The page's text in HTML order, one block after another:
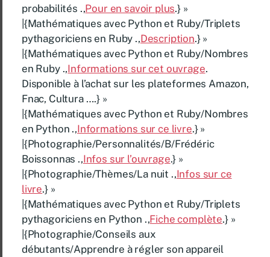
probabilités .,Pour en savoir plus.} »
|{Mathématiques avec Python et Ruby/Triplets
pythagoriciens en Ruby .,Description.} »
|{Mathématiques avec Python et Ruby/Nombres
en Ruby .,Informations sur cet ouvrage.
Disponible à l’achat sur les plateformes Amazon,
Fnac, Cultura ….} »
|{Mathématiques avec Python et Ruby/Nombres
en Python .,Informations sur ce livre.} »
|{Photographie/Personnalités/B/Frédéric
Boissonnas .,Infos sur l’ouvrage.} »
|{Photographie/Thèmes/La nuit .,Infos sur ce
livre.} »
|{Mathématiques avec Python et Ruby/Triplets
pythagoriciens en Python .,Fiche complète.} »
|{Photographie/Conseils aux
débutants/Apprendre à régler son appareil